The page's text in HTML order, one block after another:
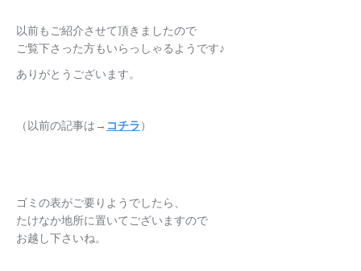
以前もご紹介させて頂きましたので
ご覧下さった方もいらっしゃるようです♪
ありがとうございます。
（以前の記事は→ コチラ ）
ゴミの表がご要りようでしたら、
たけなか地所に置いてございますので
お越し下さいね。